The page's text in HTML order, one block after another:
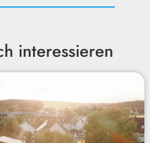
interessieren